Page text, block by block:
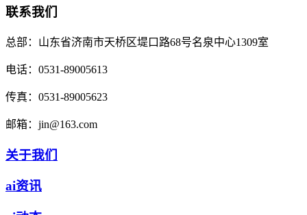
联系我们
总部： 山东省济南市天桥区堤口路68号名泉中心1309室
电话： 0531-89005613
传真： 0531-89005623
邮箱： jin@163.com
关于我们
ai资讯